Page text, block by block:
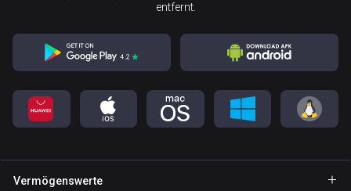
entfernt.
Vermögenswerte